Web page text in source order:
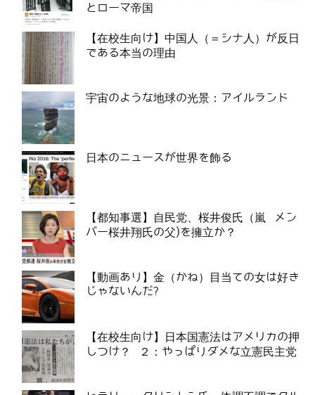
とローマ帝国
【在校生向け】中国人（＝シナ人）が反日
である本当の理由
宇宙のような地球の光景：アイルランド
日本のニュースが世界を飾る
【都知事選】自民党、桜井俊氏（嵐 メン
バー桜井翔氏の父)を擁立か？
【動画あり】金（かね）目当ての女は好き
じゃないんだ?
【在校生向け】日本国憲法はアメリカの押
しつけ？ ２：やっぱりダメな立憲民主党